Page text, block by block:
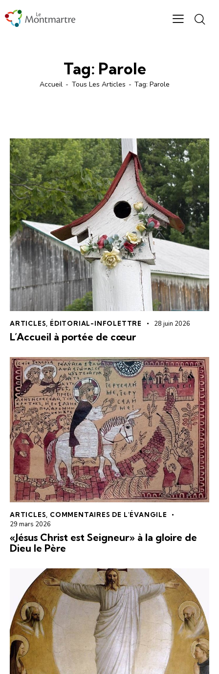
Tag: Parole
Accueil Tous Les Articles Tag: Parole
ARTICLES ÉDITORIAL-INFOLETTRE 28 juin 2026
L’Accueil à portée de cœur
ARTICLES COMMENTAIRES DE L'ÉVANGILE
29 mars 2026
«Jésus Christ est Seigneur» à la gloire de
Dieu le Père